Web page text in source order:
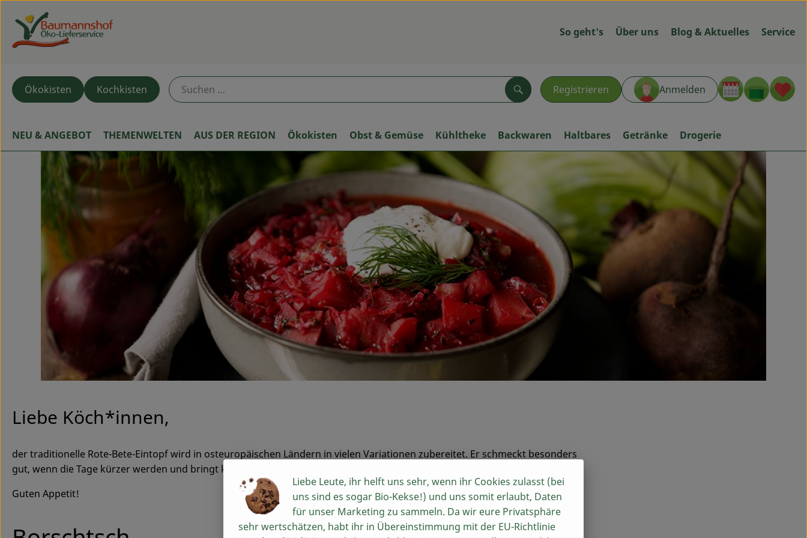
So geht's Über uns Blog & Aktuelles Service
Registrieren Anmelden
Suchen
Ökokisten Kochkisten
NEU & ANGEBOT THEMENWELTEN AUS DER REGION Ökokisten Obst & Gemüse Kühltheke Backwaren Haltbares Getränke Drogerie
Liebe Köch*innen,
der traditionelle Rote-Bete-Eintopf wird in osteuropäischen Ländern in vielen Variationen zubereitet. Er schmeckt besonders
gut, wenn die Tage kürzer werden und bringt kulinarische Gemütlichkeit auf den Tisch.
Guten Appetit!
Liebe Leute, ihr helft uns sehr, wenn ihr Cookies zulasst (bei
uns sind es sogar Bio-Kekse!) und uns somit erlaubt, Daten
für unser Marketing zu sammeln. Da wir eure Privatsphäre
sehr wertschätzen, habt ihr in Übereinstimmung mit der EU-Richtlinie